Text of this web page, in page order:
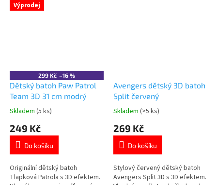
Výprodej
299 Kč –16 %
Dětský batoh Paw Patrol
Team 3D 31 cm modrý
Průměrné
produktu
5,0
5
hvězdiček.
Skladem (5 ks)
249 Kč
Do košíku
Originální dětský batoh
Tlapková Patrola s 3D efektem.
Avengers dětský 3D batoh
Split červený
Průměrné
produktu
5,0
5
hvězdiček.
Skladem (>5 ks)
269 Kč
Do košíku
Stylový červený dětský batoh
Avengers Split 3D s 3D efektem.